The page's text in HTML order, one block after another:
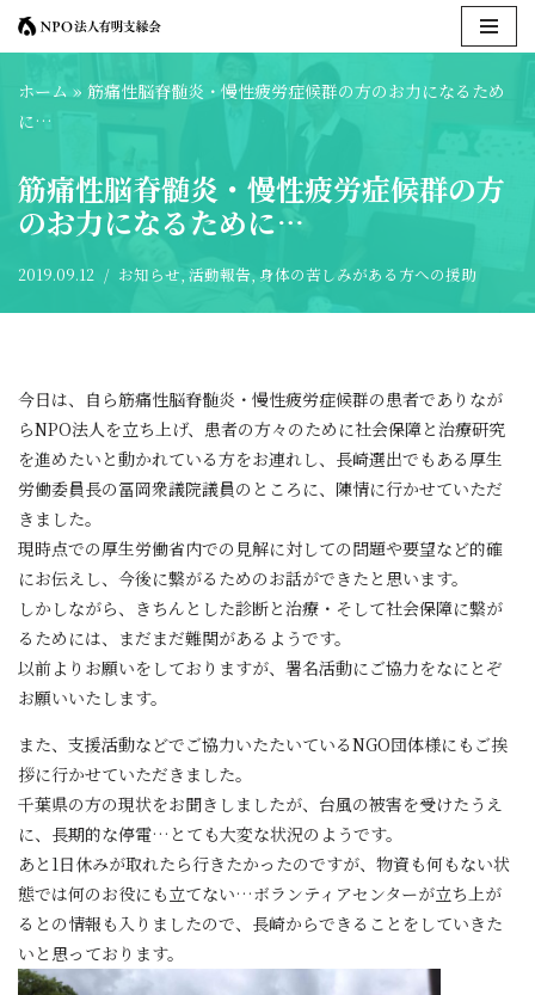
ン
テ
ツ
へ
キ
ホーム » 筋痛性脳脊髄炎・慢性疲労症候群の方のお力になるため
に…
筋痛性脳脊髄炎・慢性疲労症候群の方
のお力になるために…
2019.09.12 お知らせ 活動報告 身体の苦しみがある方への援助
今日は、自ら筋痛性脳脊髄炎・慢性疲労症候群の患者でありなが
らNPO法人を立ち上げ、患者の方々のために社会保障と治療研究
を進めたいと動かれている方をお連れし、長崎選出でもある厚生
労働委員長の冨岡衆議院議員のところに、陳情に行かせていただ
きました。
現時点での厚生労働省内での見解に対しての問題や要望など的確
にお伝えし、今後に繋がるためのお話ができたと思います。
しかしながら、きちんとした診断と治療・そして社会保障に繋が
るためには、まだまだ難関があるようです。
以前よりお願いをしておりますが、署名活動にご協力をなにとぞ
お願いいたします。
また、支援活動などでご協力いたたいているNGO団体様にもご挨
拶に行かせていただきました。
千葉県の方の現状をお聞きしましたが、台風の被害を受けたうえ
に、長期的な停電…とても大変な状況のようです。
あと1日休みが取れたら行きたかったのですが、物資も何もない状
態では何のお役にも立てない…ボランティアセンターが立ち上が
るとの情報も入りましたので、長崎からできることをしていきた
いと思っております。